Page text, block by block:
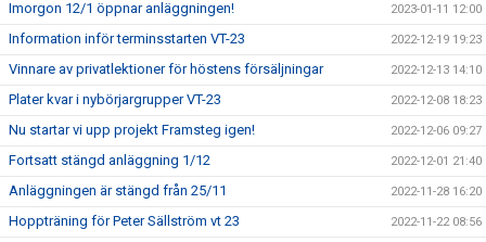
Imorgon 12/1 öppnar anläggningen! 2023-01-11 12:00
Information inför terminsstarten VT-23 2022-12-19 19:23
Vinnare av privatlektioner för höstens försäljningar 2022-12-13 14:10
Plater kvar i nybörjargrupper VT-23 2022-12-08 18:23
Nu startar vi upp projekt Framsteg igen! 2022-12-06 09:27
Fortsatt stängd anläggning 1/12 2022-12-01 21:40
Anläggningen är stängd från 25/11 2022-11-28 16:20
Hoppträning för Peter Sällström vt 23 2022-11-22 08:56